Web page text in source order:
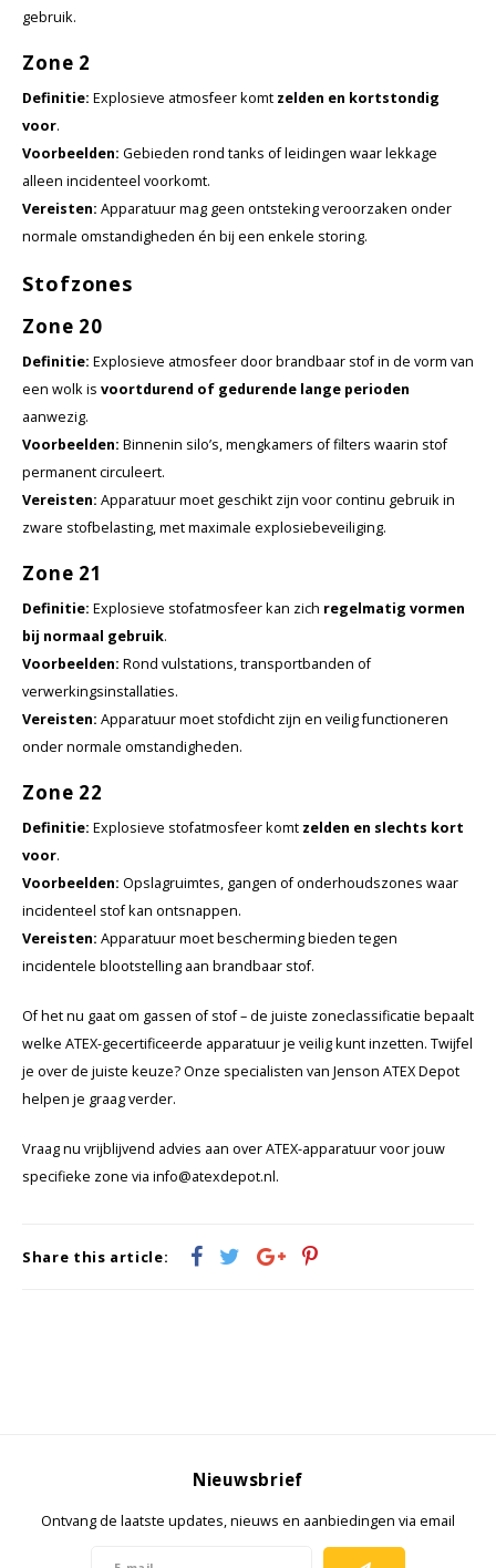
RealWear
Samsung
Sonim
Sorama
Streamlight
gebruik.
Zone 2
Definitie: Explosieve atmosfeer komt zelden en kortstondig
voor.
Voorbeelden: Gebieden rond tanks of leidingen waar lekkage
alleen incidenteel voorkomt.
Vereisten: Apparatuur mag geen ontsteking veroorzaken onder
normale omstandigheden én bij een enkele storing.
Stofzones
Zone 20
Definitie: Explosieve atmosfeer door brandbaar stof in de vorm van
een wolk is voortdurend of gedurende lange perioden
aanwezig.
Voorbeelden: Binnenin silo’s, mengkamers of filters waarin stof
permanent circuleert.
Vereisten: Apparatuur moet geschikt zijn voor continu gebruik in
zware stofbelasting, met maximale explosiebeveiliging.
Zone 21
Definitie: Explosieve stofatmosfeer kan zich regelmatig vormen
bij normaal gebruik.
Voorbeelden: Rond vulstations, transportbanden of
verwerkingsinstallaties.
Vereisten: Apparatuur moet stofdicht zijn en veilig functioneren
onder normale omstandigheden.
Zone 22
Definitie: Explosieve stofatmosfeer komt zelden en slechts kort
voor.
Voorbeelden: Opslagruimtes, gangen of onderhoudszones waar
incidenteel stof kan ontsnappen.
Vereisten: Apparatuur moet bescherming bieden tegen
incidentele blootstelling aan brandbaar stof.
Of het nu gaat om gassen of stof – de juiste zoneclassificatie bepaalt
welke ATEX-gecertificeerde apparatuur je veilig kunt inzetten. Twijfel
je over de juiste keuze? Onze specialisten van Jenson ATEX Depot
helpen je graag verder.
Vraag nu vrijblijvend advies aan over ATEX-apparatuur voor jouw
specifieke zone via info@atexdepot.nl.
Share this article:
Nieuwsbrief
Ontvang de laatste updates, nieuws en aanbiedingen via email